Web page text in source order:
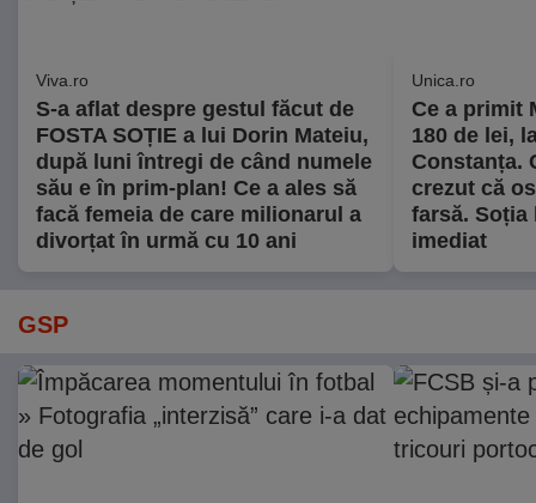
Viva.ro
S-a aflat despre gestul făcut de
FOSTA SOȚIE a lui Dorin Mateiu,
după luni întregi de când numele
său e în prim-plan! Ce a ales să
facă femeia de care milionarul a
divorțat în urmă cu 10 ani
Unica.ro
Ce a primit
180 de lei,
Constanța.
crezut că
farsă. Soția
imediat
GSP